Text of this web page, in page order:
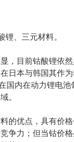
、三元材料。
，目前钴酸锂依
日本与韩国其作
国内在动力锂电
。
的优点，具有价
争力；但当钴价